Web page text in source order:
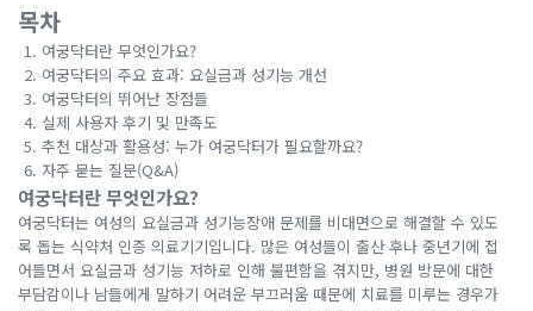
목차
여궁닥터란 무엇인가요?
여궁닥터의 주요 효과: 요실금과 성기능 개선
여궁닥터의 뛰어난 장점들
실제 사용자 후기 및 만족도
추천 대상과 활용성: 누가 여궁닥터가 필요할까요?
자주 묻는 질문(Q&A)
여궁닥터란 무엇인가요?
여궁닥터는 여성의 요실금과 성기능장애 문제를 비대면으로 해결할 수 있도
록 돕는 식약처 인증 의료기기입니다. 많은 여성들이 출산 후나 중년기에 접
어들면서 요실금과 성기능 저하로 인해 불편함을 겪지만, 병원 방문에 대한
부담감이나 남들에게 말하기 어려운 부끄러움 때문에 치료를 미루는 경우가